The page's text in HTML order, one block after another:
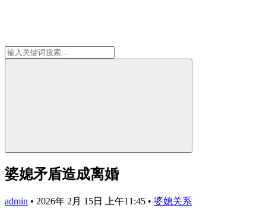
婆媳矛盾造成离婚
admin • 2026年 2月 15日 上午11:45 • 婆媳关系